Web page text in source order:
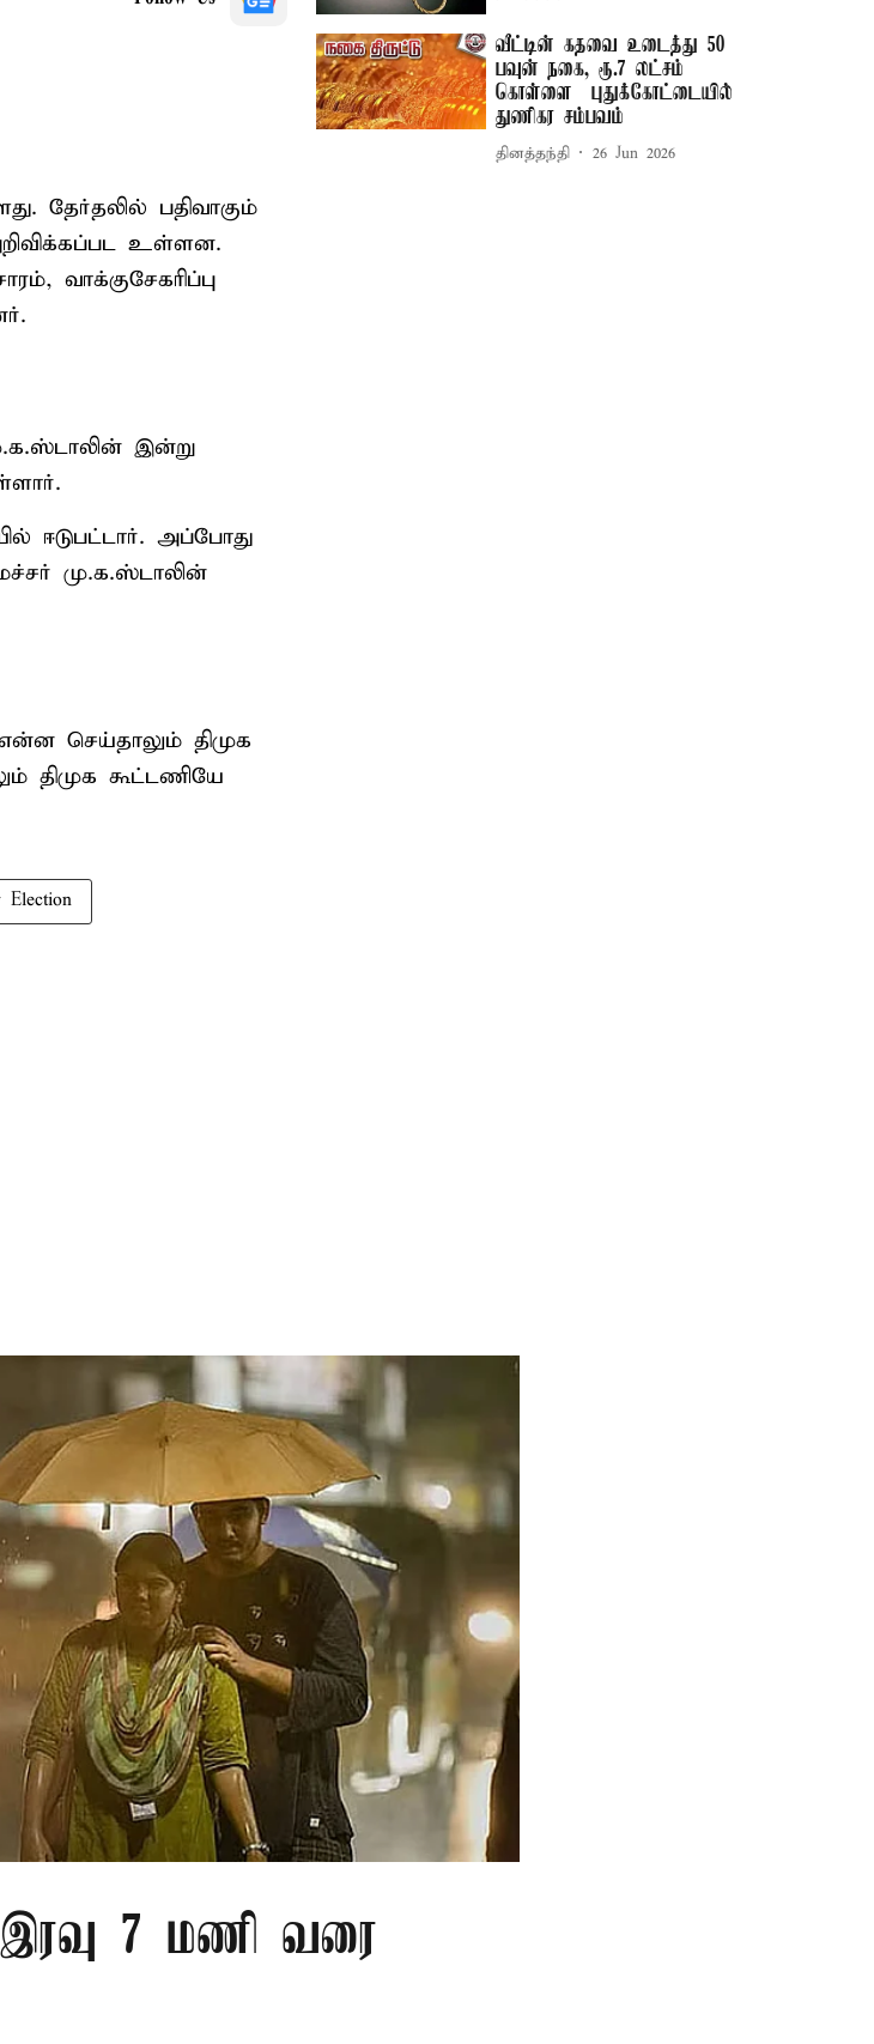
தேர்தலில் பதிவாகும்
உள்ளன.
வாக்குசேகரிப்பு
இன்று
ஈடுபட்டார். அப்போது
மு.க.ஸ்டாலின்
செய்தாலும் திமுக
திமுக கூட்டணியே
Election
வீட்டின் கதவை உடைத்து 50
பவுன் நகை, ரூ.7 லட்சம்
கொள்ளை – புதுக்கோட்டையில்
துணிகர சம்பவம்
தினத்தந்தி 26 Jun 2026
7 மணி வரை